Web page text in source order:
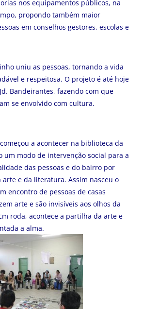
nos equipamentos públicos, na
propondo também maior
em conselhos gestores, escolas e
uniu as pessoas, tornando a vida
e respeitosa. O projeto é até hoje
Bandeirantes, fazendo com que
se envolvido com cultura.
a acontecer na biblioteca da
um modo de intervenção social para a
das pessoas e do bairro por
arte e da literatura. Assim nasceu o
encontro de pessoas de casas
arte e são invisíveis aos olhos da
roda, acontece a partilha da arte e
a alma.